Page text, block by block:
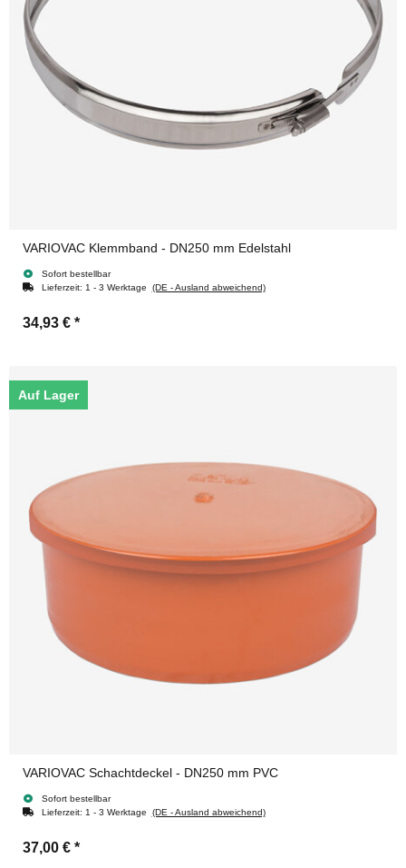
VARIOVAC Klemmband - DN250 mm Edelstahl
Sofort bestellbar
Lieferzeit: 1 - 3 Werktage (DE - Ausland abweichend)
34,93 € *
Auf Lager
VARIOVAC Schachtdeckel - DN250 mm PVC
Sofort bestellbar
Lieferzeit: 1 - 3 Werktage (DE - Ausland abweichend)
37,00 € *